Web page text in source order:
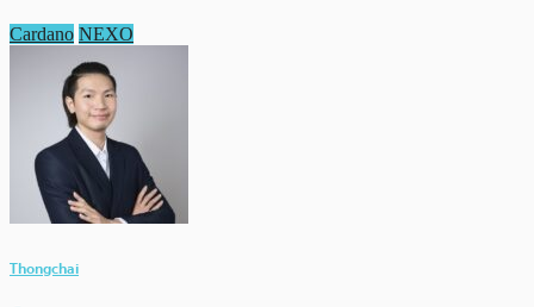
Cardano NEXO
Thongchai